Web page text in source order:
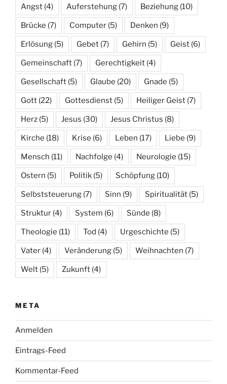
Angst (4) Auferstehung (7) Beziehung (10)
Brücke (7) Computer (5) Denken (9)
Erlösung (5) Gebet (7) Gehirn (5) Geist (6)
Gemeinschaft (7) Gerechtigkeit (4)
Gesellschaft (5) Glaube (20) Gnade (5)
Gott (22) Gottesdienst (5) Heiliger Geist (7)
Herz (5) Jesus (30) Jesus Christus (8)
Kirche (18) Krise (6) Leben (17) Liebe (9)
Mensch (11) Nachfolge (4) Neurologie (15)
Ostern (5) Politik (5) Schöpfung (10)
Selbststeuerung (7) Sinn (9) Spiritualität (5)
Struktur (4) System (6) Sünde (8)
Theologie (11) Tod (4) Urgeschichte (5)
Vater (4) Veränderung (5) Weihnachten (7)
Welt (5) Zukunft (4)
META
Anmelden
Eintrags-Feed
Kommentar-Feed